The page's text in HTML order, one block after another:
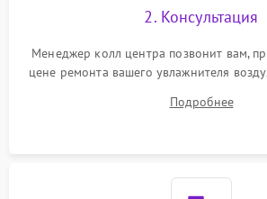
1300 ₽
2. Консультация
Менеджер колл центра позвонит вам,
цене ремонта вашего увлажнителя
Подробнее